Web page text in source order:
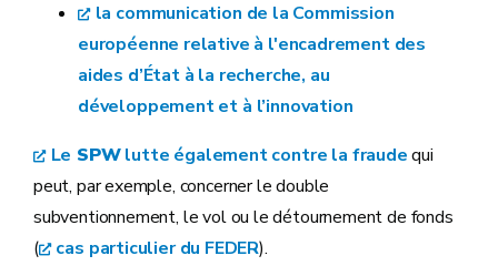
la communication de la Commission
européenne relative à l'encadrement des
aides d’État à la recherche, au
développement et à l’innovation
Le SPWlutte également contre la fraudequi
peut, par exemple, concerner le double
subventionnement, le vol ou le détournement de fonds
(
cas particulier du FEDER).